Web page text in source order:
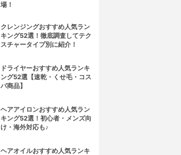
場！
クレンジングおすすめ人気ラン
キング52選！徹底調査してテク
スチャータイプ別に紹介！
ドライヤーおすすめ人気ランキ
ング52選【速乾・くせ毛・コス
パ商品】
ヘアアイロンおすすめ人気ラン
キング52選！初心者・メンズ向
け・海外対応も♪
ヘアオイルおすすめ人気ランキ